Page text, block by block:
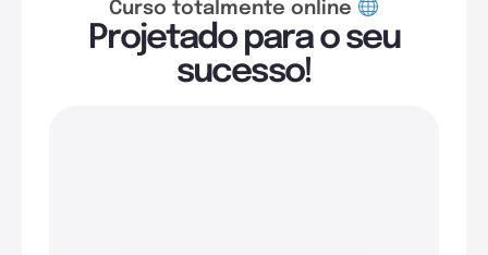
Curso totalmente online
Projetado para o seu
sucesso!